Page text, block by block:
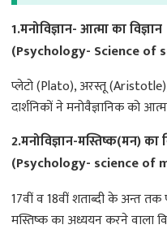
1.मनोविज्ञान- आत्मा का विज्ञान
(Psychology- Science of
प्लेटो (Plato), अरस्तू
दार्शनिकों ने मनोवैज्ञानिक को
2.मनोविज्ञान-मस्तिष्क(मन) का
(Psychology- science of
17वीं व 18वीं शताब्दी के अन्त तक
मस्तिष्क का अध्ययन करने वाला